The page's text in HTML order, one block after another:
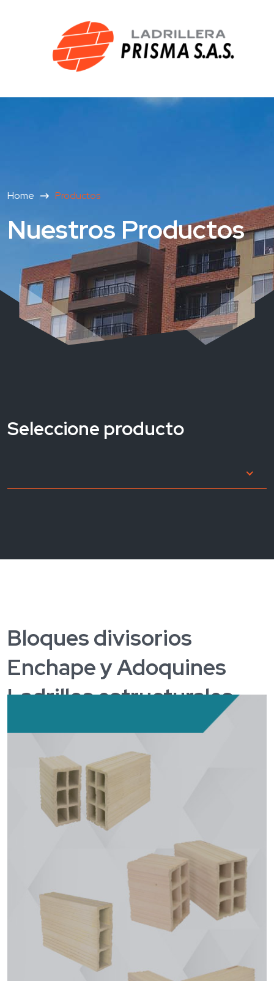
Home Productos
Nuestros Productos
Seleccione producto
Bloques divisorios
Enchape y Adoquines
Ladrillos estructurales